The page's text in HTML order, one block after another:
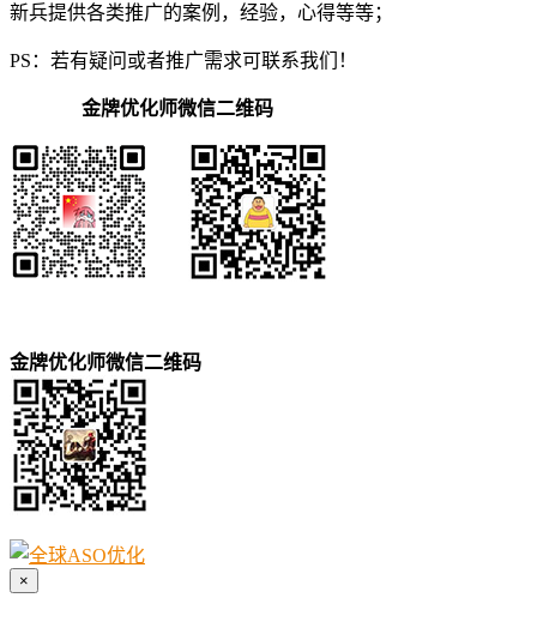
新兵提供各类推广的案例，经验，心得等等；
PS：若有疑问或者推广需求可联系我们！
金牌优化师微信二维码
金牌优化师微信二维码
×